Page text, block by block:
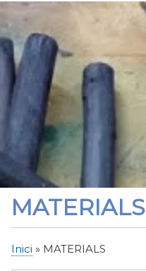
MATERIALS
Inici MATERIALS